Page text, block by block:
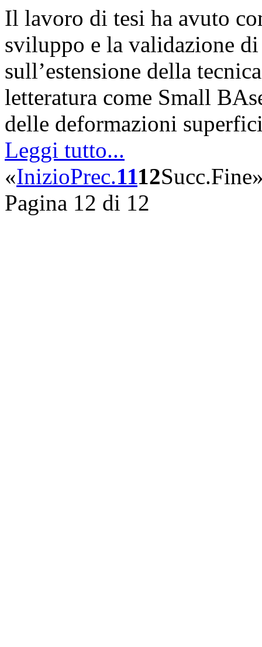
Il lavoro di tesi ha avuto
sviluppo e la validazione
sull’estensione della
letteratura come Small
delle deformazioni
Leggi tutto...
«InizioPrec.1112Succ.Fine
Pagina 12 di 12